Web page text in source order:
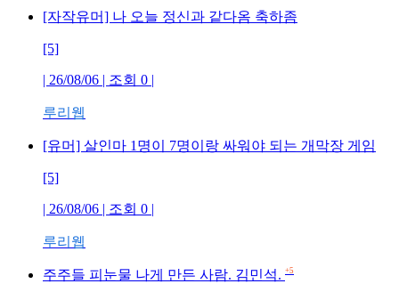
[자작유머] 나 오늘 정신과 같다옴 축하좀
[5]
| 26/08/06 | 조회 0 |
루리웹
[유머] 살인마 1명이 7명이랑 싸워야 되는 개막장 게임
[5]
| 26/08/06 | 조회 0 |
루리웹
주주들 피눈물 나게 만든 사람. 김민석. +5